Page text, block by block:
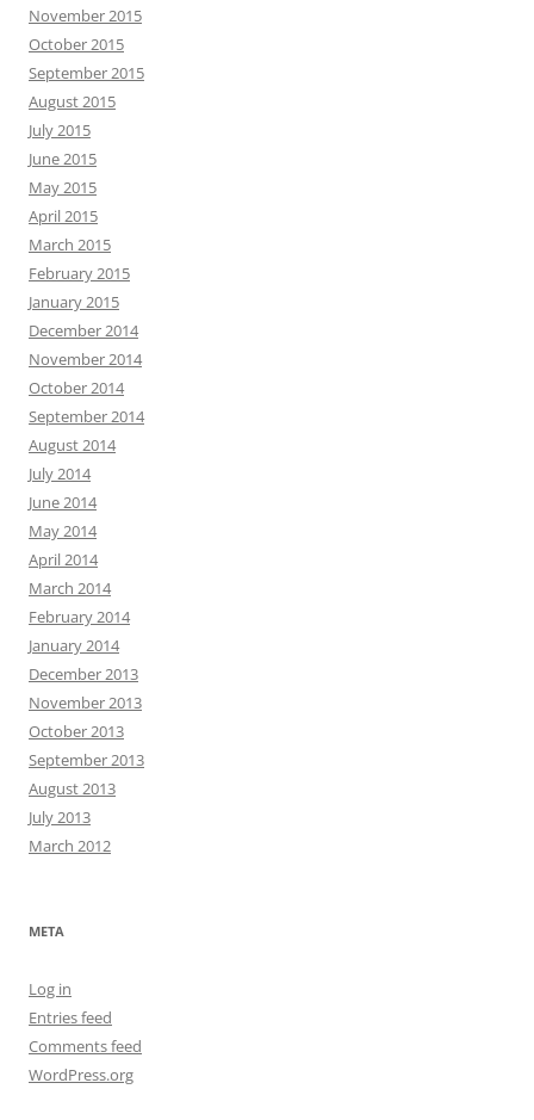
November 2015
October 2015
September 2015
August 2015
July 2015
June 2015
May 2015
April 2015
March 2015
February 2015
January 2015
December 2014
November 2014
October 2014
September 2014
August 2014
July 2014
June 2014
May 2014
April 2014
March 2014
February 2014
January 2014
December 2013
November 2013
October 2013
September 2013
August 2013
July 2013
March 2012
META
Log in
Entries feed
Comments feed
WordPress.org